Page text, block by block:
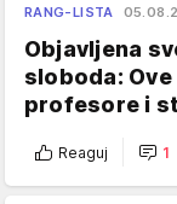
RANG-LISTA
Objavljena
sloboda:
profesore i
Reaguj 1